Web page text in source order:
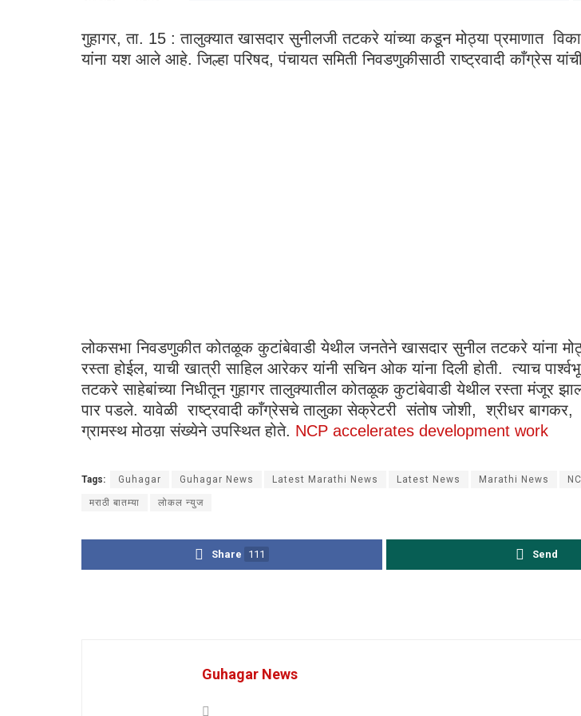
गुहागर, ता. 15 : तालुक्यात खासदार सुनीलजी तटकरे यांच्या कडून मोठ्या प्रमाणात
यांना यश आले आहे. जिल्हा परिषद, पंचायत समिती निवडणुकीसाठी राष्ट्रवादी काँग्रेस
लोकसभा निवडणुकीत कोतळूक कुटांबेवाडी येथील जनतेने खासदार सुनील तटकरे यांना
रस्ता होईल, याची खात्री साहिल आरेकर यांनी सचिन ओक यांना दिली होती. त्याच
तटकरे साहेबांच्या निधीतून गुहागर तालुक्यातील कोतळूक कुटांबेवाडी येथील रस्ता मंजूर
पार पडले. यावेळी राष्ट्रवादी काँग्रेसचे तालुका सेक्रेटरी संतोष जोशी, श्रीधर
ग्रामस्थ मोठय़ा संख्येने उपस्थित होते. NCP accelerates development work
Tags: Guhagar Guhagar News Latest Marathi News Latest News Marathi News
मराठी बातम्या लोकल न्युज
Share 111 Send
Guhagar News